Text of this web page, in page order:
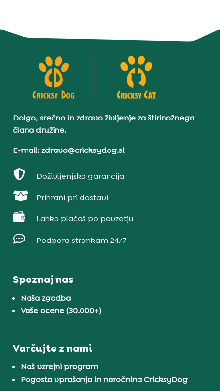
Dolgo, srečno in zdravo življenje za štirinožnega
člana družine.
E-mail: zdravo@cricksydog.si
 Doživljenjska garancija
 Prihrani pri dostavi
 Lahko plačaš po povzetju
 Podpora strankam 24/7
Spoznaj nas
Naša zgodba
Vaše ocene (30.000+)
Varčujte z nami
Naš vzrejni program
Pogosta vprašanja in naročnina CricksyDog